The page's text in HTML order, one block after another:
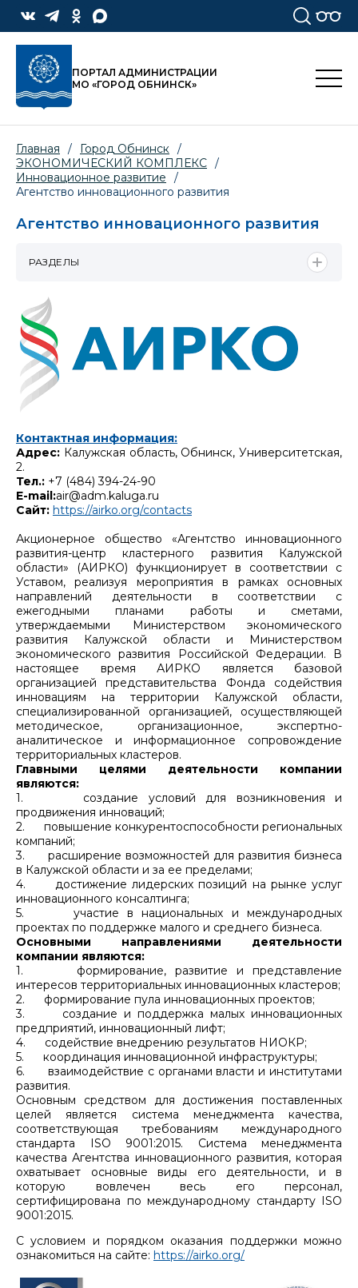
ПОРТАЛ АДМИНИСТРАЦИИ
МО «ГОРОД ОБНИНСК»
Главная / Город Обнинск /
ЭКОНОМИЧЕСКИЙ КОМПЛЕКС /
Инновационное развитие
/
Агентство инновационного развития
Агентство инновационного развития
Контактная информация:
Адрес: Калужская область, Обнинск, Университетская,
2.
Тел.: +7 (484) 394-24-90
E-mail:air@adm.kaluga.ru
Сайт: https://airko.org/contacts
Акционерное общество «Агентство инновационного
развития-центр кластерного развития Калужской
области» (АИРКО) функционирует в соответствии с
Уставом, реализуя мероприятия в рамках основных
направлений деятельности в соответствии с
ежегодными планами работы и сметами,
утверждаемыми Министерством экономического
развития Калужской области и Министерством
экономического развития Российской Федерации. В
настоящее время АИРКО является базовой
организацией представительства Фонда содействия
инновациям на территории Калужской области,
специализированной организацией, осуществляющей
методическое, организационное, экспертно-
аналитическое и информационное сопровождение
территориальных кластеров.
Главными целями деятельности компании
являются:
1.
создание условий для возникновения и
продвижения инноваций;
2.
повышение конкурентоспособности региональных
компаний;
3.
расширение возможностей для развития бизнеса
в Калужской области и за ее пределами;
4.
достижение лидерских позиций на рынке услуг
инновационного консалтинга;
5.
участие в национальных и международных
проектах по поддержке малого и среднего бизнеса.
Основными направлениями деятельности
компании являются:
1.
формирование, развитие и представление
интересов территориальных инновационных кластеров;
2.
формирование пула инновационных проектов;
3.
создание и поддержка малых инновационных
предприятий, инновационный лифт;
4.
содействие внедрению результатов НИОКР;
5.
координация инновационной инфраструктуры;
6.
взаимодействие с органами власти и институтами
развития.
Основным средством для достижения поставленных
целей является система менеджмента качества,
соответствующая требованиям международного
стандарта ISO 9001:2015. Система менеджмента
качества Агентства инновационного развития, которая
охватывает основные виды его деятельности, и в
которую вовлечен весь его персонал,
сертифицирована по международному стандарту ISO
9001:2015.
С условием и порядком оказания поддержки можно
ознакомиться на сайте: https://airko.org/
РАЗДЕЛЫ